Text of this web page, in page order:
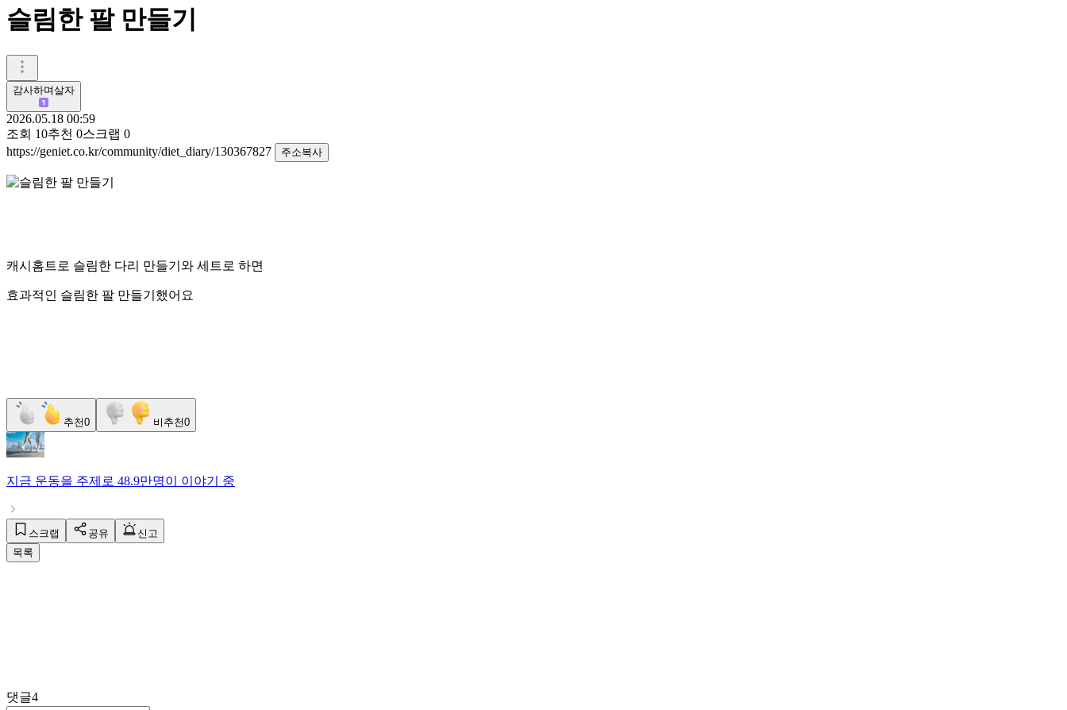
슬림한 팔 만들기
감사하며살자
2026.05.18 00:59
조회 10추천 0스크랩 0
https://geniet.co.kr/community/diet_diary/130367827
주소복사
캐시홈트로 슬림한 다리 만들기와 세트로 하면
효과적인 슬림한 팔 만들기했어요
추천0 비추천0
지금 운동을 주제로 48.9만명이 이야기 중
스크랩 공유
신고
목록
댓글4